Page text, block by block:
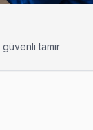
güvenli tamir